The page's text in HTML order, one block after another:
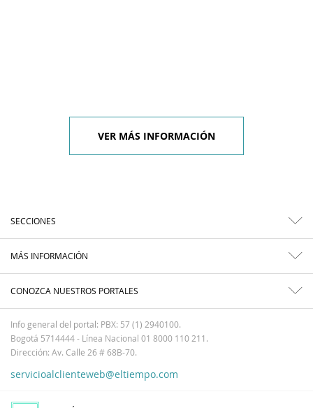
VER MÁS INFORMACIÓN
SECCIONES
MÁS INFORMACIÓN
CONOZCA NUESTROS PORTALES
Info general del portal: PBX: 57 (1) 2940100.
Bogotá 5714444 - Línea Nacional 01 8000 110 211.
Dirección: Av. Calle 26 # 68B-70.
servicioalclienteweb@eltiempo.com